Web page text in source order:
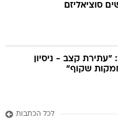
סוציאליזם
"עתירת קצב - ניסיון
שקוף"
לכל הכתבות